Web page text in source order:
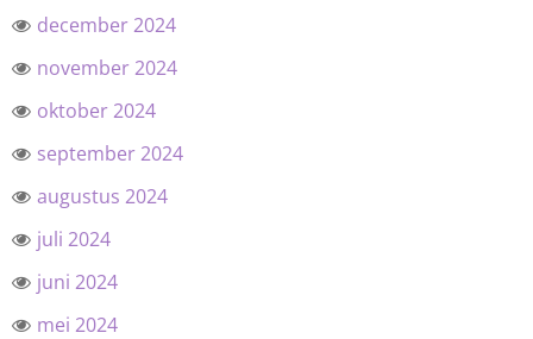
december 2024
november 2024
oktober 2024
september 2024
augustus 2024
juli 2024
juni 2024
mei 2024